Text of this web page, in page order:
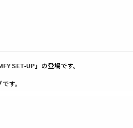
SET-UP」の登場です。
す。